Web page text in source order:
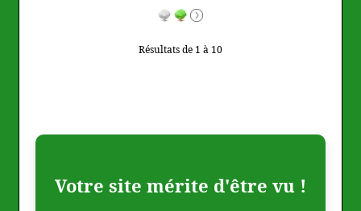
Résultats de 1 à 10
Votre site mérite d'être vu !